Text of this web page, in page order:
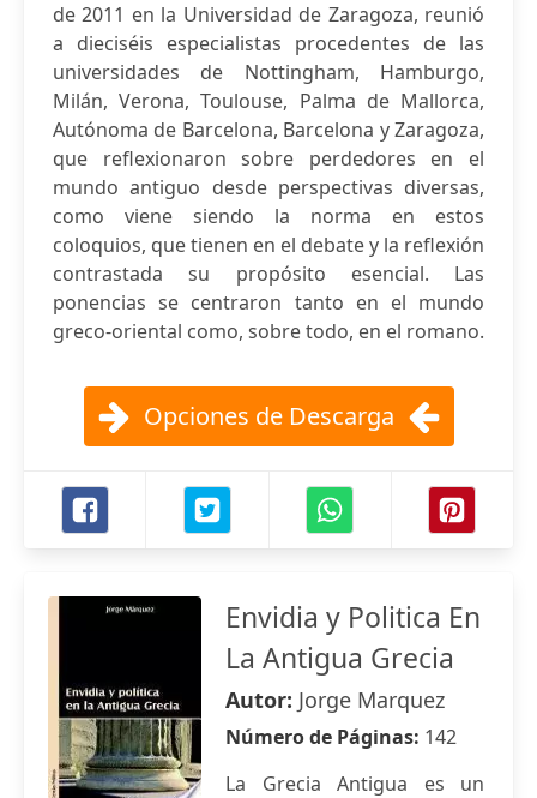
de 2011 en la Universidad de Zaragoza, reunió
a dieciséis especialistas procedentes de las
universidades de Nottingham, Hamburgo,
Milán, Verona, Toulouse, Palma de Mallorca,
Autónoma de Barcelona, Barcelona y Zaragoza,
que reflexionaron sobre perdedores en el
mundo antiguo desde perspectivas diversas,
como viene siendo la norma en estos
coloquios, que tienen en el debate y la reflexión
contrastada su propósito esencial. Las
ponencias se centraron tanto en el mundo
greco-oriental como, sobre todo, en el romano.
Opciones de Descarga
Envidia y Politica En
La Antigua Grecia
Autor: Jorge Marquez
Número de Páginas: 142
La Grecia Antigua es un